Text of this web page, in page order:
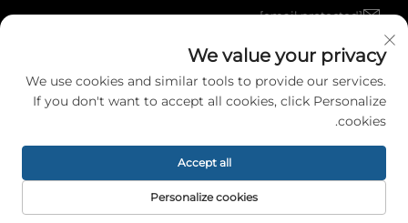
[email protected]
حقوق النشر © 2025 شركة هانغتشو ميبي لمواد الديكور المحدودة. جميع الحقوق
محفوظة. سياسة الخصوصية
We value your privacy
We use cookies and similar tools to provide our services.
If you don't want to accept all cookies, click Personalize
cookies.
Personalize cookies
Accept all